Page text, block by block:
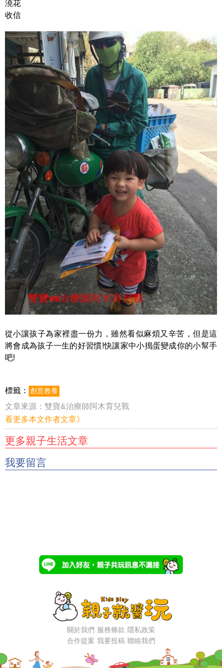
澆花
收信
從小讓孩子為家裡盡一份力，雖然看似麻煩又辛苦 ，但是這
將會成為孩子一生的好習慣!快讓家中小搗蛋變成你的小幫手
吧!
標籤： 創意教養
文章來源： 雙寶&治療師阿木育兒戰
看更多本文作者文章》
更多親子生活文章
我要留言
關於我們 服務條款 隱私政策
合作提案 我要投稿 聯絡我們